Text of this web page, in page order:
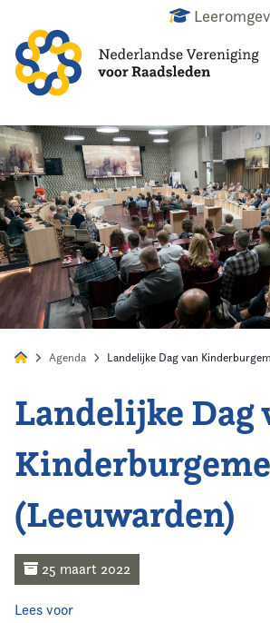
Alles Nieuws Agenda
Home
Agenda
Nieuws
Opleiding
Kennis & Informatie
Agenda Landelijke Dag van
Landelijke Dag
(Leeuwarden)
25 maart 2022
Lees voor